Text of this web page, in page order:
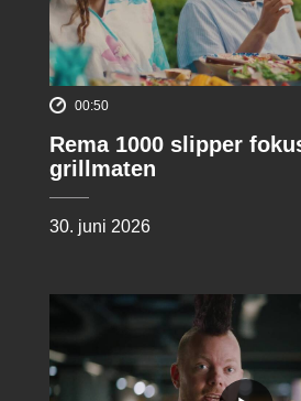
00:50
Rema 1000 slipper
grillmaten
30. juni 2026